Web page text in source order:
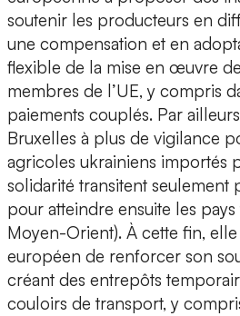
soutenir les producteurs en
une compensation et en
flexible de la mise en œuvre
membres de l’UE, y compris
paiements couplés. Par
Bruxelles à plus de vigilance
agricoles ukrainiens importés
solidarité transitent seulement
pour atteindre ensuite les pays
Moyen-Orient). À cette fin,
européen de renforcer son
créant des entrepôts
couloirs de transport, y